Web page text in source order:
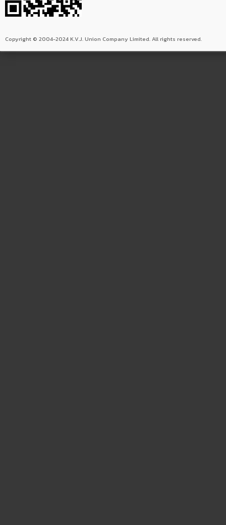
Copyright © 2004-2024 K.V.J. Union Company Limited. All rights reserved.